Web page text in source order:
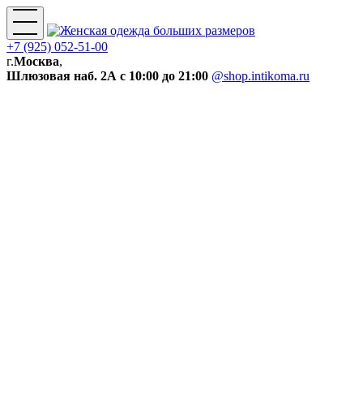
+7 (925) 052-51-00
г.Москва,
Шлюзовая наб. 2А с 10:00 до 21:00 @shop.intikoma.ru